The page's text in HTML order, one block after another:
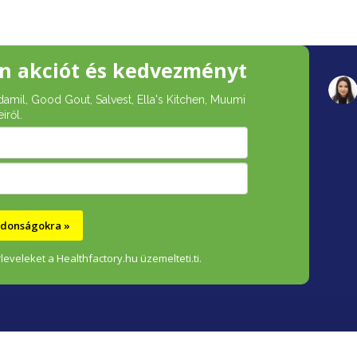
akciót és kedvezményt
Good Gout, Salvest, Ella's Kitchen, Muumi
»
a Healthfactory.hu üzemelteti.ti.